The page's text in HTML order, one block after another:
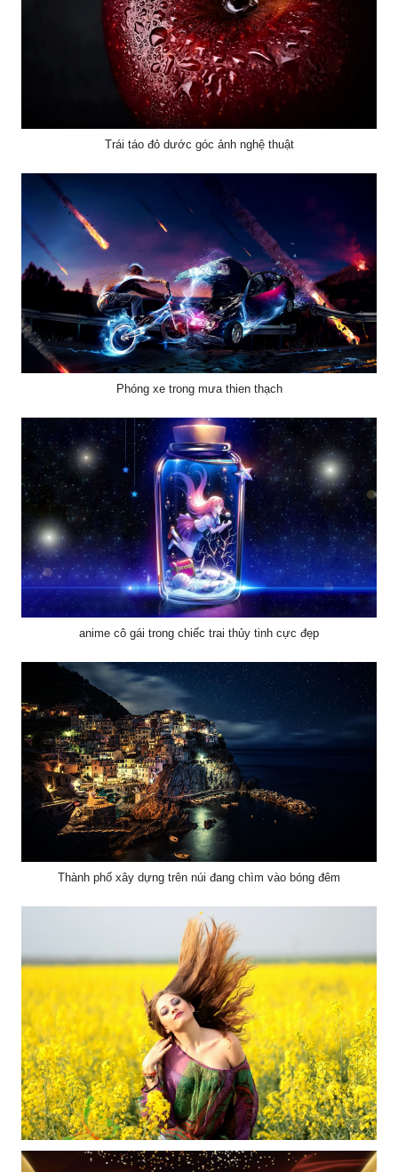
Trái táo đỏ dước góc ảnh nghệ thuật
Phóng xe trong mưa thien thạch
anime cô gái trong chiếc trai thủy tinh cực đẹp
Thành phố xây dựng trên núi đang chìm vào bóng đêm
Cô gái xinh đẹp đắm mình trên cánh đồng hoa vàng rực rỡ